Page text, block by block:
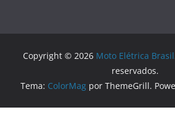
Copyright © 2026 Moto Elétrica Brasil
reservados.
Tema: ColorMag por ThemeGrill.